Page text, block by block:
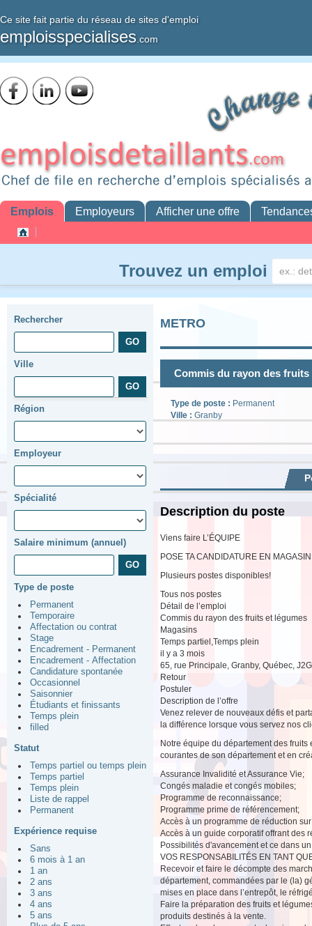
Ce site fait partie du réseau de sites d'emploi
emploisspecialises .com
Emplois Employeurs Afficher une offre
Trouvez un emploi
Rechercher
Ville
Région
Employeur
Spécialité
Salaire minimum (annuel)
Type de poste
Permanent
Temporaire
Affectation ou contrat
Stage
Encadrement - Permanent
Encadrement - Affectation
Candidature spontanée
Occasionnel
Saisonnier
Étudiants et finissants
Temps plein
filled
Statut
Temps partiel ou temps plein
Temps partiel
Temps plein
Liste de rappel
Permanent
Expérience requise
Sans
6 mois à 1 an
1 an
2 ans
3 ans
4 ans
5 ans
METRO
Commis du rayon des
Type de poste : Permanent
Ville : Granby
Description du poste
Viens faire L’ÉQUIPE
POSE TA CANDIDATURE EN
Plusieurs postes disponibles!
Tous nos postes
Détail de l’emploi
Commis du rayon des fruits et légumes
Magasins
Temps partiel,Temps plein
il y a 3 mois
65, rue Principale, Granby, Québec,
Retour
Postuler
Description de l’offre
Venez relever de nouveaux défis et
la différence lorsque vous servez nos
Notre équipe du département des
courantes de son département et en
Assurance Invalidité et Assurance Vie;
Congés maladie et congés mobiles;
Programme de reconnaissance;
Programme prime de référencement;
Accès à un programme de réduction
Accès à un guide corporatif offrant des
Possibilités d'avancement et ce dans
VOS RESPONSABILITÉS EN TANT
Recevoir et faire le décompte des
département, commandées par le (la)
mises en place dans l’entrepôt, le
Faire la préparation des fruits et
produits destinés à la vente.